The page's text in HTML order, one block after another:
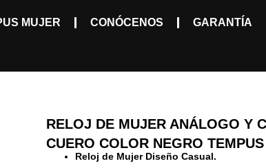
MUJER CONÓCENOS GARANTÍA
RELOJ DE MUJER ANÁLOGO Y
CUERO COLOR NEGRO TEMPUS
Reloj de Mujer Diseño Casual.